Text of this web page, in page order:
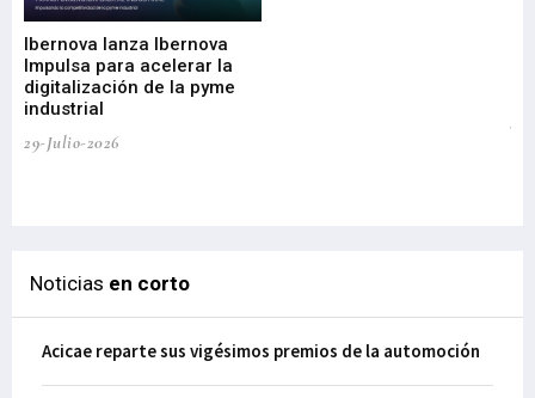
Ibernova lanza Ibernova
Impulsa para acelerar la
digitalización de la pyme
industrial
29-Julio-2026
Noticias en corto
Acicae reparte sus vigésimos premios de la automoción